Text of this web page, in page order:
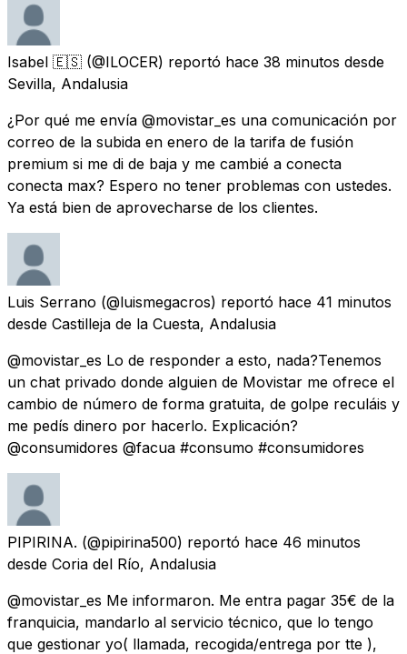
Isabel 🇪🇸 (@ILOCER) reportó hace 38 minutos desde
Sevilla, Andalusia
¿Por qué me envía @movistar_es una comunicación por
correo de la subida en enero de la tarifa de fusión
premium si me di de baja y me cambié a conecta
conecta max? Espero no tener problemas con ustedes.
Ya está bien de aprovecharse de los clientes.
Luis Serrano (@luismegacros) reportó hace 41 minutos
desde Castilleja de la Cuesta, Andalusia
@movistar_es Lo de responder a esto, nada?Tenemos
un chat privado donde alguien de Movistar me ofrece el
cambio de número de forma gratuita, de golpe reculáis y
me pedís dinero por hacerlo. Explicación?
@consumidores @facua #consumo #consumidores
PIPIRINA. (@pipirina500) reportó hace 46 minutos
desde Coria del Río, Andalusia
@movistar_es Me informaron. Me entra pagar 35€ de la
franquicia, mandarlo al servicio técnico, que lo tengo
que gestionar yo( llamada, recogida/entrega por tte ),